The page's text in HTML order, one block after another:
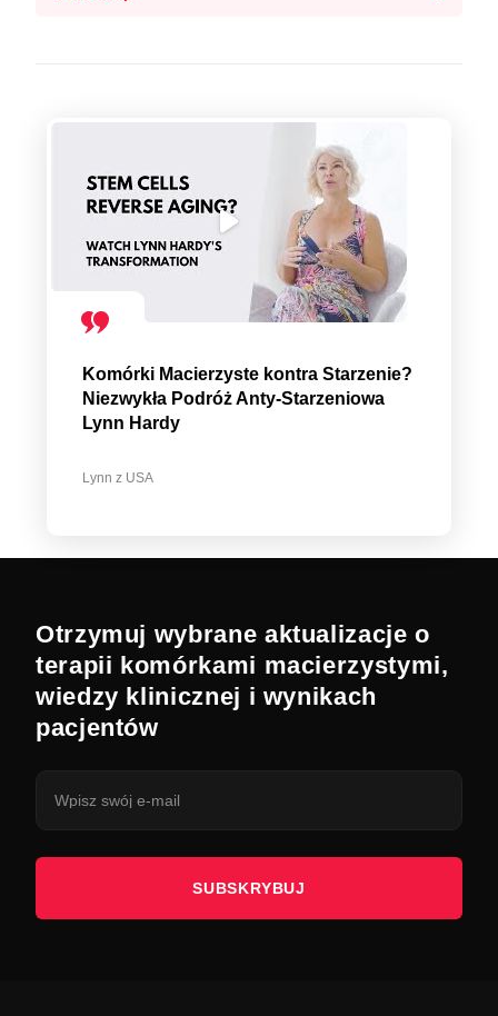
Komórki Macierzyste kontra Starzenie?
Niezwykła Podróż Anty-Starzeniowa
Lynn Hardy
Lynn z USA
Otrzymuj wybrane aktualizacje o
terapii komórkami macierzystymi,
wiedzy klinicznej i wynikach
pacjentów
SUBSKRYBUJ